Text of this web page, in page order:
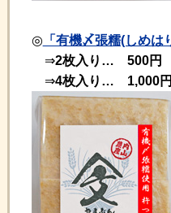
◎ 「有機〆張糯(しめは
⇒2枚入り… 500円
⇒4枚入り… 1,000円